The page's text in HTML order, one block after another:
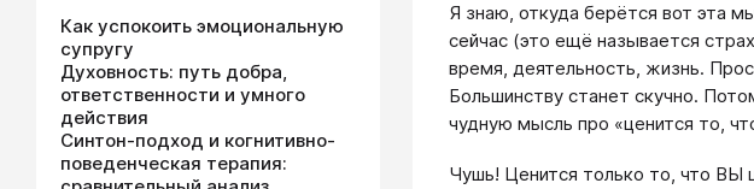
Я знаю, откуда берётся вот эта
сейчас (это ещё называется
время, деятельность, жизнь.
Большинству станет скучно.
чудную мысль про «ценится то,
Чушь! Ценится только то, что ВЫ
Как успокоить эмоциональную
супругу
Духовность: путь добра,
ответственности и умного
действия
Синтон-подход и когнитивно-
поведенческая терапия: